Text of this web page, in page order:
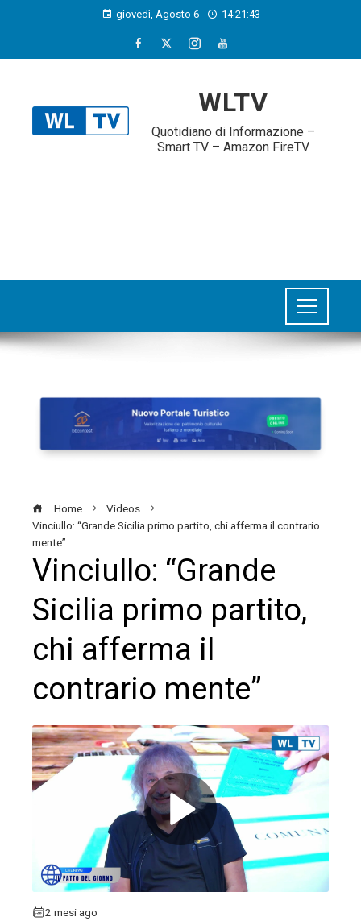
giovedì, Agosto 6 14:21:44
WLTV
Quotidiano di Informazione –
Smart TV – Amazon FireTV
Home
Videos
Vinciullo: “Grande Sicilia primo partito, chi afferma il contrario
mente”
Vinciullo: “Grande
Sicilia primo partito,
chi afferma il
contrario mente”
2 mesi ago